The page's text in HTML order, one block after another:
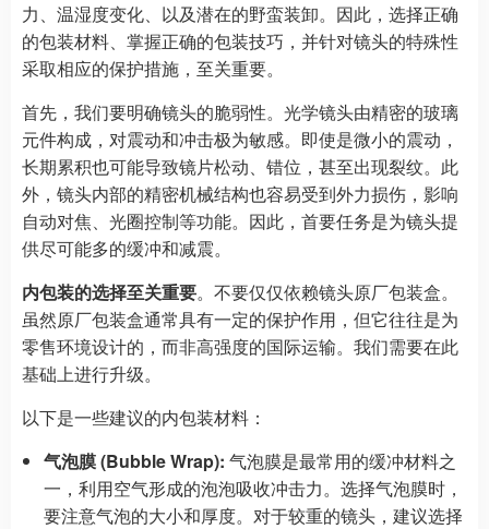
力、温湿度变化、以及潜在的野蛮装卸。因此，选择正确
的包装材料、掌握正确的包装技巧，并针对镜头的特殊性
采取相应的保护措施，至关重要。
首先，我们要明确镜头的脆弱性。光学镜头由精密的玻璃
元件构成，对震动和冲击极为敏感。即使是微小的震动，
长期累积也可能导致镜片松动、错位，甚至出现裂纹。此
外，镜头内部的精密机械结构也容易受到外力损伤，影响
自动对焦、光圈控制等功能。因此，首要任务是为镜头提
供尽可能多的缓冲和减震。
内包装的选择至关重要。不要仅仅依赖镜头原厂包装盒。
虽然原厂包装盒通常具有一定的保护作用，但它往往是为
零售环境设计的，而非高强度的国际运输。我们需要在此
基础上进行升级。
以下是一些建议的内包装材料：
气泡膜 (Bubble Wrap): 气泡膜是最常用的缓冲材料之
一，利用空气形成的泡泡吸收冲击力。选择气泡膜时，
要注意气泡的大小和厚度。对于较重的镜头，建议选择